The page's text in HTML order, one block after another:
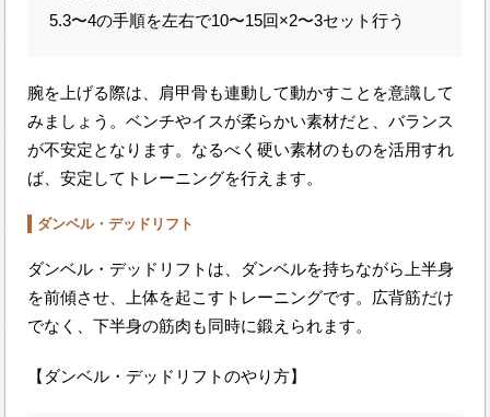
5.3〜4の手順を左右で10〜15回×2〜3セット行う
腕を上げる際は、肩甲骨も連動して動かすことを意識して
みましょう。ベンチやイスが柔らかい素材だと、バランス
が不安定となります。なるべく硬い素材のものを活用すれ
ば、安定してトレーニングを行えます。
ダンベル・デッドリフト
ダンベル・デッドリフトは、ダンベルを持ちながら上半身
を前傾させ、上体を起こすトレーニングです。広背筋だけ
でなく、下半身の筋肉も同時に鍛えられます。
【ダンベル・デッドリフトのやり方】